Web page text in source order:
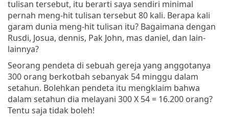
tulisan tersebut, itu berarti saya sendiri minimal
pernah meng-hit tulisan tersebut 80 kali. Berapa kali
garam dunia meng-hit tulisan itu? Bagaimana dengan
Rusdi, Josua, dennis, Pak John, mas daniel, dan lain-
lainnya?
Seorang pendeta di sebuah gereja yang anggotanya
300 orang berkotbah sebanyak 54 minggu dalam
setahun. Bolehkan pendeta itu mengklaim bahwa
dalam setahun dia melayani 300 X 54 = 16.200 orang?
Tentu saja tidak boleh!